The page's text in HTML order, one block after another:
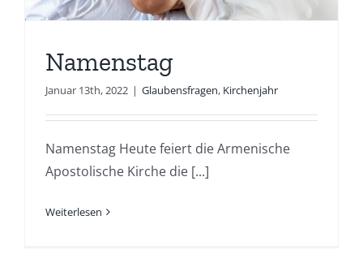
Namenstag
Januar 13th, 2022 | Glaubensfragen, Kirchenjahr
Namenstag Heute feiert die Armenische
Apostolische Kirche die [...]
Weiterlesen